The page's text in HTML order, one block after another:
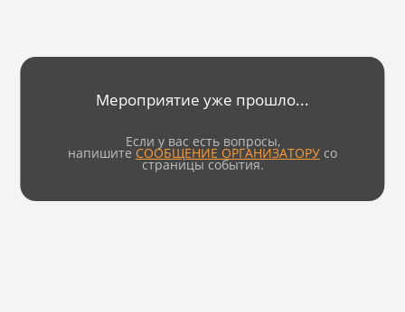
Мероприятие уже прошло...
Если у вас есть вопросы,
напишите СООБЩЕНИЕ ОРГАНИЗАТОРУ со
страницы события.